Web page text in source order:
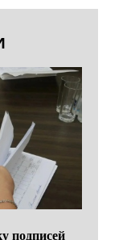
подписей